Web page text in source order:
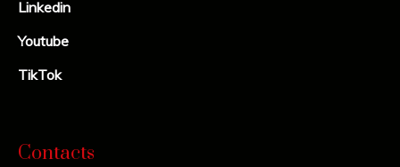
Linkedin
Youtube
TikTok
Contacts